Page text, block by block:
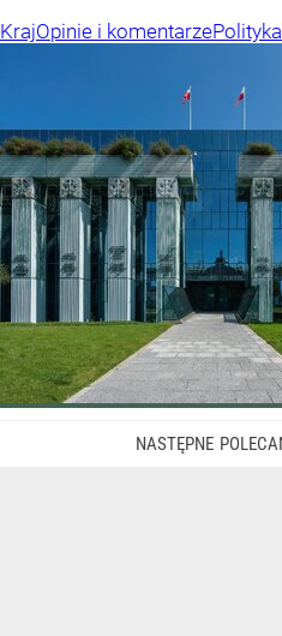
KrajOpinie i komentarzePolityka